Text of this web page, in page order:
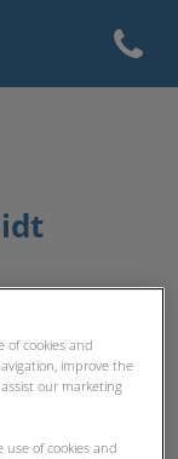
Open
of cookies and
improve the
our marketing
use of cookies and